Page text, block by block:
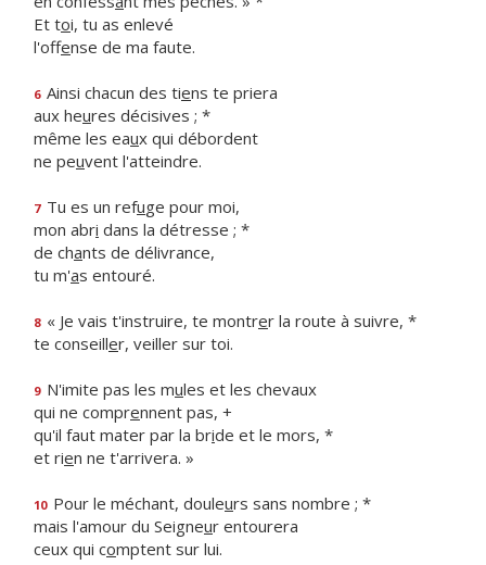
Et toi, tu as enlevé
l'offense de ma faute.
6 Ainsi chacun des tiens te priera
aux heures décisives ; *
même les eaux qui débordent
ne peuvent l'atteindre.
7 Tu es un refuge pour moi,
mon abri dans la détresse ; *
de chants de délivrance,
tu m'as entouré.
8 « Je vais t'instruire, te montrer la route à suivre, *
te conseiller, veiller sur toi.
9 N'imite pas les mules et les chevaux
qui ne comprennent pas, +
qu'il faut mater par la bride et le mors, *
et rien ne t'arrivera. »
10 Pour le méchant, douleurs sans nombre ; *
mais l'amour du Seigneur entourera
ceux qui comptent sur lui.